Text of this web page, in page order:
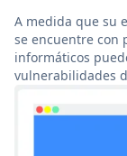
A medida que su
se encuentre con
informáticos
vulnerabilidades